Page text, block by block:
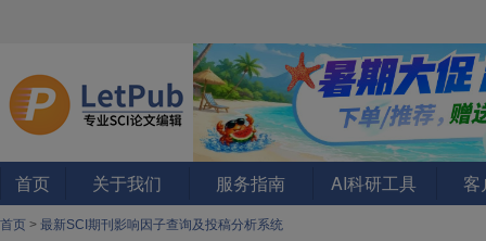
首页 关于我们 服务指南 AI科研工具 客
首页 > 最新SCI期刊影响因子查询及投稿分析系统